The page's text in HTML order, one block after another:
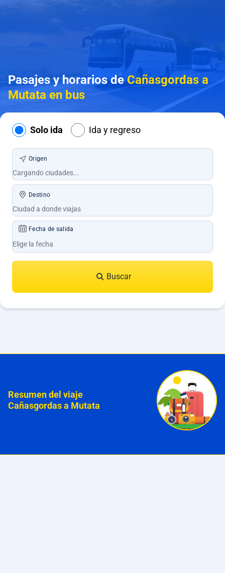
Pasajes y horarios deCañasgordas a
Mutata en bus
Solo ida Ida y regreso
Origen
Destino
Fecha de salida
Buscar
Resumen del viaje
Cañasgordas a Mutata